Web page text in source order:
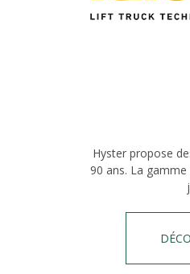
Hyster propose
90 ans. La